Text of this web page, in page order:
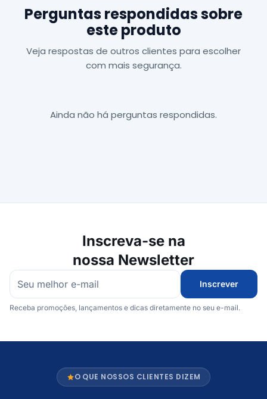
Perguntas respondidas sobre
este produto
Veja respostas de outros clientes para escolher
com mais segurança.
Ainda não há perguntas respondidas.
Inscreva-se na
nossa Newsletter
Inscrever
Receba promoções, lançamentos e dicas diretamente no seu e-mail.
O QUE NOSSOS CLIENTES DIZEM